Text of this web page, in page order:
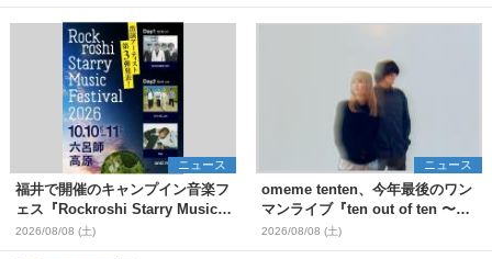
ニュース
福井で開催のキャンプイン音楽フ
ェス『Rockroshi Starry Music
Festival 2026』第3弾出演者とし
てSCOOBIE DO、かりゆし58、
2026/08/08 (土)
ニュース
omeme tenten、今年最後のワン
マンライブ『ten out of ten 〜
one man〜』を11月に開催決定
2026/08/08 (土)